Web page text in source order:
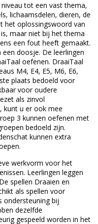
tot een vast thema,
lichaamsdelen, dieren, de
het oplossingswoord van
maar niet bij het thema
een fout heeft gemaakt.
doosje. De leerlingen
oefenen. DraaiTaal
M4, E4, E5, M6, E6,
plaats bedoeld voor
voor oudere
als zinvol
kunt u er ook mee
3 kunnen oefenen met
bedoeld zijn.
kunnen extra
werkvorm voor het
Leerlingen leggen
spellen Draaien en
als spellen voor
ondersteuning bij
dezelfde
gespeeld worden in het